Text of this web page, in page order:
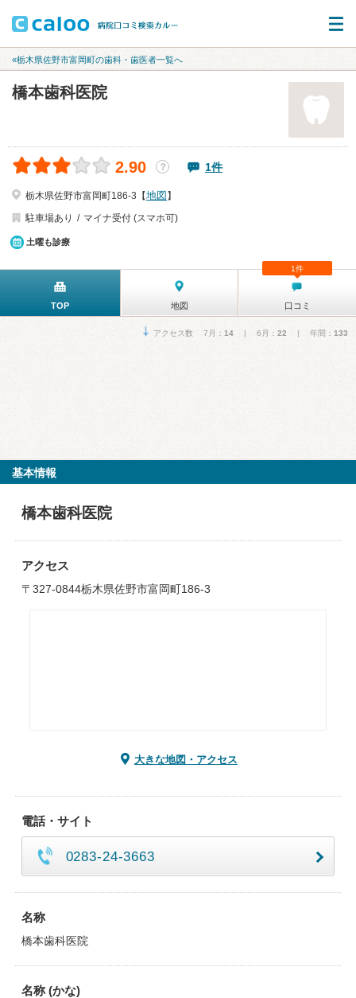
«栃木県佐野市富岡町の歯科・歯医者一覧へ
橋本歯科医院
2.90 ？ 1件
栃木県佐野市富岡町186-3【地図 】
駐車場あり
マイナ受付 (スマホ可)
土曜も診療
TOP 地図 口コミ
1件
アクセス数 7月： 14 | 6月： 22 | 年間： 133
基本情報
橋本歯科医院
アクセス
〒327-0844栃木県佐野市富岡町186-3
大きな地図・アクセス
電話・サイト
0283-24-3663
名称
橋本歯科医院
名称 (かな)